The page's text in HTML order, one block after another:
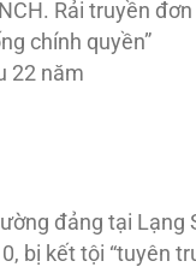
Rải truyền
chính quyền”
22 năm
đảng tại Lạng
bị kết tội “tuyên